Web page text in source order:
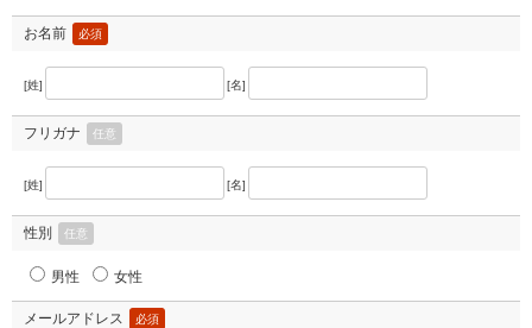
お名前 必須
[姓] [名]
フリガナ 任意
[姓] [名]
性別 任意
男性 女性
メールアドレス 必須